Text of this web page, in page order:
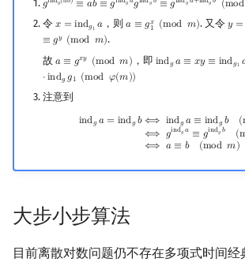
序列自动机
最小表示法
Lyndon 分解
树套树
K-D Tree
哈密顿图
二分图
珂朵莉树/颜色段均摊
空间优化简介
𝑔ind𝑔(𝑎𝑏) ≡ 𝑎𝑏 ≡ 𝑔ind𝑔 𝑎𝑔ind𝑔 𝑏 ≡ 𝑔ind𝑔 𝑎+ind𝑔 𝑏 (mod
gindg(ab )≡a b≡gindgagindgb≡gindga indgb
令 𝑥 = ind𝑔1 𝑎
x= indg1a ，则𝑎 ≡ 𝑔𝑥
1 (mod 𝑚)
a ≡g 1x( modm ) . 又令 𝑦 =
y=
≡ 𝑔𝑦 (mod 𝑚).
故 𝑎 ≡ 𝑔𝑥𝑦 (mod 𝑚)
a≡g xy(modm) ，即 ind𝑔 𝑎 ≡ 𝑥𝑦 ≡ ind𝑔1
⋅ind𝑔 𝑔1 (mod 𝜑(𝑚))
indga ≡x y≡indg1a⋅
注意到
ind𝑔 𝑎 = ind𝑔 𝑏 ⟺ ind𝑔 𝑎 ≡ ind𝑔 𝑏 (
⟺ 𝑔ind𝑔 𝑎 ≡ 𝑔ind𝑔 𝑏 (
⟺ 𝑎 ≡ 𝑏 (mod 𝑚)
indgb⟺indga≡indgb(mod φ(m))
大步小步算法
目前离散对数问题仍不存在多项式时间